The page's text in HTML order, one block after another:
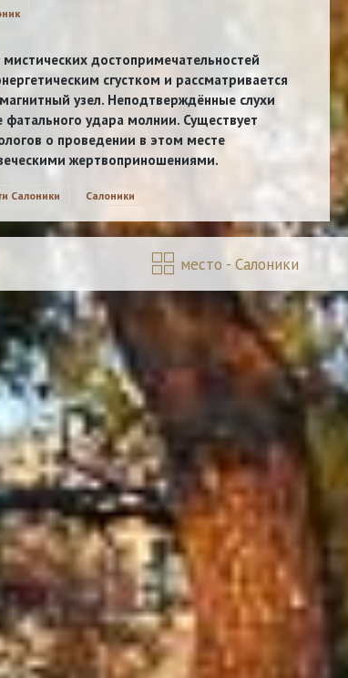
достопримечательностей
сгустком и рассматривается
узел. Неподтверждённые слухи
удара молнии. Существует
о проведении в этом месте
жертвоприношениями.
Салоники Салоники
место - Салоники